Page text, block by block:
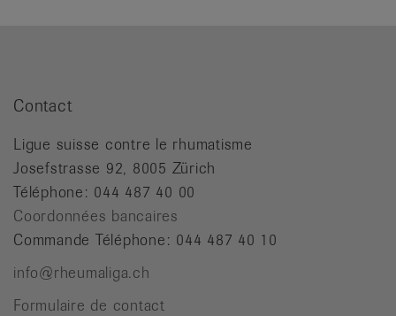
Contact
Ligue suisse contre le rhumatisme
Josefstrasse 92, 8005 Zürich
Téléphone: 044 487 40 00
Coordonnées bancaires
Commande Téléphone: 044 487 40 10
info@rheumaliga.ch
Formulaire de contact